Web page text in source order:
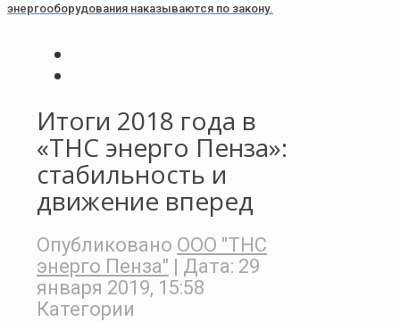
энергооборудования наказываются по закону.
Итоги 2018 года в
«ТНС энерго Пенза»:
стабильность и
движение вперед
Опубликовано ООО "ТНС
энерго Пенза"
| Дата: 29
января 2019, 15:58
Категории